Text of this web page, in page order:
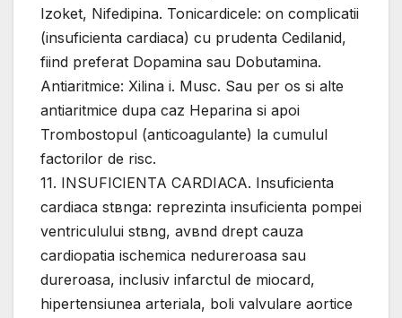
Izoket, Nifedipina. Tonicardicele: оn complicatii
(insuficienta cardiaca) cu prudenta Cedilanid,
fiind preferat Dopamina sau Dobutamina.
Antiaritmice: Xilina i. Musc. Sau per os si alte
antiaritmice dupa caz Heparina si apoi
Trombostopul (anticoagulante) la cumulul
factorilor de risc.
11. INSUFICIENTA CARDIACA. Insuficienta
cardiaca stвnga: reprezinta insuficienta pompei
ventriculului stвng, avвnd drept cauza
cardiopatia ischemica nedureroasa sau
dureroasa, inclusiv infarctul de miocard,
hipertensiunea arteriala, boli valvulare aortice